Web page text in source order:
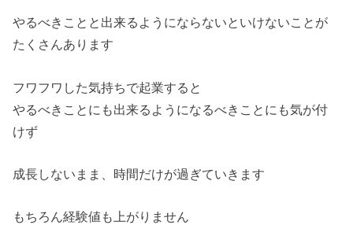
やるべきことと出来るようにならないといけないことが
たくさんあります
フワフワした気持ちで起業すると
やるべきことにも出来るようになるべきことにも気が付
けず
成長しないまま、時間だけが過ぎていきます
もちろん経験値も上がりません